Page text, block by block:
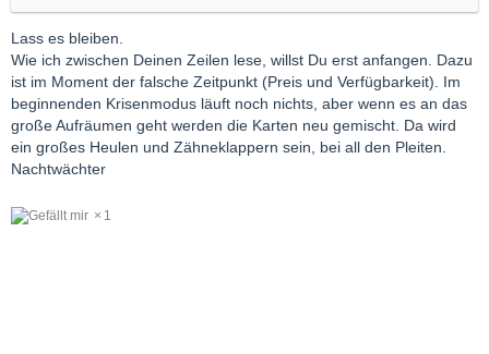
Lass es bleiben.
Wie ich zwischen Deinen Zeilen lese, willst Du erst anfangen. Dazu
ist im Moment der falsche Zeitpunkt (Preis und Verfügbarkeit). Im
beginnenden Krisenmodus läuft noch nichts, aber wenn es an das
große Aufräumen geht werden die Karten neu gemischt. Da wird
ein großes Heulen und Zähneklappern sein, bei all den Pleiten.
Nachtwächter
1